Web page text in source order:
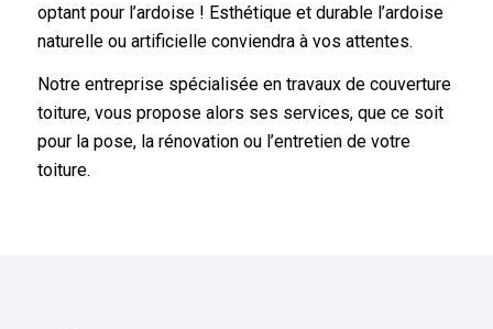
optant pour l’ardoise ! Esthétique et durable l’ardoise
naturelle ou artificielle conviendra à vos attentes.
Notre entreprise spécialisée en travaux de couverture
toiture, vous propose alors ses services, que ce soit
pour la pose, la rénovation ou l’entretien de votre
toiture.